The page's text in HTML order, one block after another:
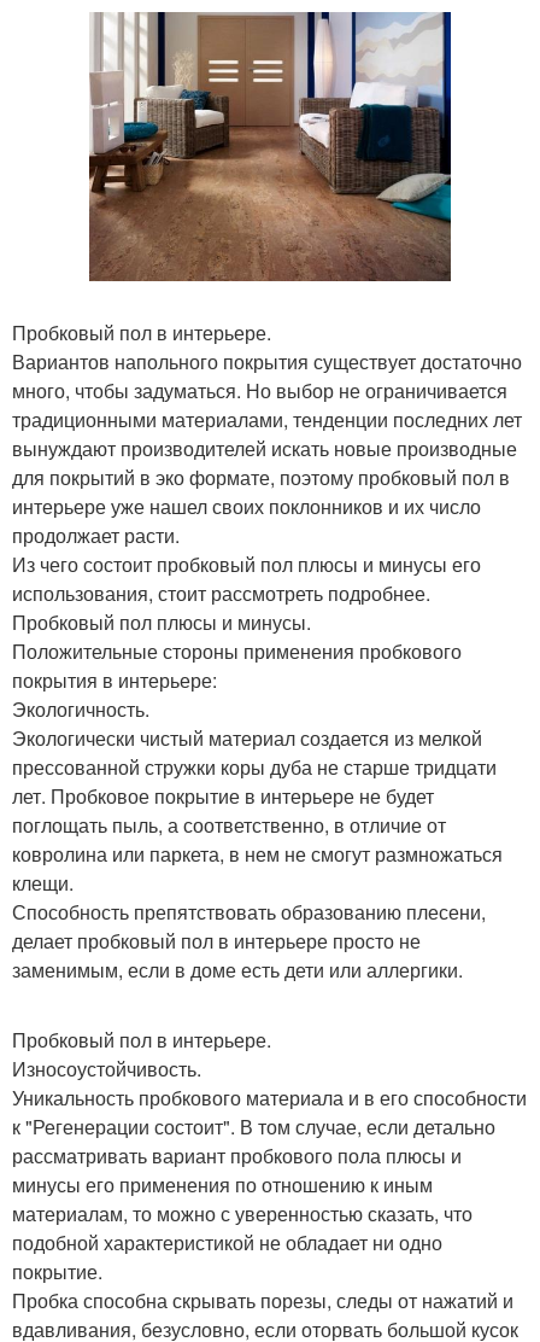
Пробковый пол в интерьере.
Вариантов напольного покрытия существует достаточно
много, чтобы задуматься. Но выбор не ограничивается
традиционными материалами, тенденции последних лет
вынуждают производителей искать новые производные
для покрытий в эко формате, поэтому пробковый пол в
интерьере уже нашел своих поклонников и их число
продолжает расти.
Из чего состоит пробковый пол плюсы и минусы его
использования, стоит рассмотреть подробнее.
Пробковый пол плюсы и минусы.
Положительные стороны применения пробкового
покрытия в интерьере:
Экологичность.
Экологически чистый материал создается из мелкой
прессованной стружки коры дуба не старше тридцати
лет. Пробковое покрытие в интерьере не будет
поглощать пыль, а соответственно, в отличие от
ковролина или паркета, в нем не смогут размножаться
клещи.
Способность препятствовать образованию плесени,
делает пробковый пол в интерьере просто не
заменимым, если в доме есть дети или аллергики.
Пробковый пол в интерьере.
Износоустойчивость.
Уникальность пробкового материала и в его способности
к "Регенерации состоит". В том случае, если детально
рассматривать вариант пробкового пола плюсы и
минусы его применения по отношению к иным
материалам, то можно с уверенностью сказать, что
подобной характеристикой не обладает ни одно
покрытие.
Пробка способна скрывать порезы, следы от нажатий и
вдавливания, безусловно, если оторвать большой кусок